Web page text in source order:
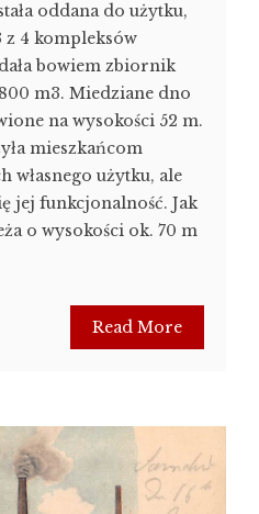
oddana do użytku,
z 4 kompleksów
bowiem zbiornik
m3. Miedziane dno
na wysokości 52 m.
mieszkańcom
własnego użytku, ale
jej funkcjonalność. Jak
o wysokości ok. 70 m
Read More